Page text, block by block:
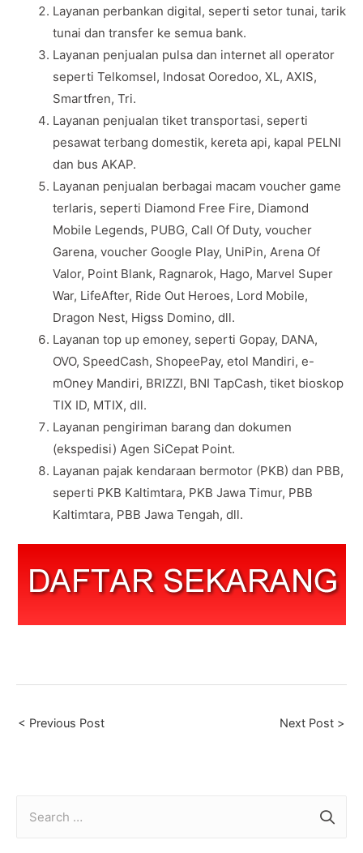
Layanan perbankan digital, seperti setor tunai, tarik
tunai dan transfer ke semua bank.
Layanan penjualan pulsa dan internet all operator
seperti Telkomsel, Indosat Ooredoo, XL, AXIS,
Smartfren, Tri.
Layanan penjualan tiket transportasi, seperti
pesawat terbang domestik, kereta api, kapal PELNI
dan bus AKAP.
Layanan penjualan berbagai macam voucher game
terlaris, seperti Diamond Free Fire, Diamond
Mobile Legends, PUBG, Call Of Duty, voucher
Garena, voucher Google Play, UniPin, Arena Of
Valor, Point Blank, Ragnarok, Hago, Marvel Super
War, LifeAfter, Ride Out Heroes, Lord Mobile,
Dragon Nest, Higss Domino, dll.
Layanan top up emoney, seperti Gopay, DANA,
OVO, SpeedCash, ShopeePay, etol Mandiri, e-
mOney Mandiri, BRIZZI, BNI TapCash, tiket bioskop
TIX ID, MTIX, dll.
Layanan pengiriman barang dan dokumen
(ekspedisi) Agen SiCepat Point.
Layanan pajak kendaraan bermotor (PKB) dan PBB,
seperti PKB Kaltimtara, PKB Jawa Timur, PBB
Kaltimtara, PBB Jawa Tengah, dll.
Post
< Previous Post Next Post >